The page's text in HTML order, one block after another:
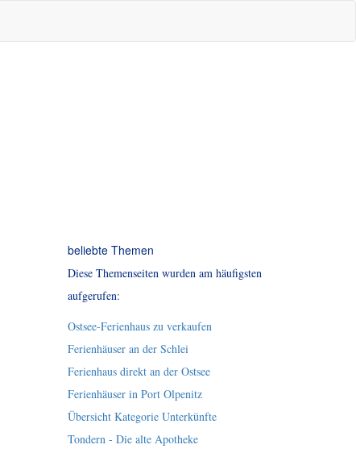
beliebte Themen
Diese Themenseiten wurden am häufigsten
aufgerufen:
Ostsee-Ferienhaus zu verkaufen
Ferienhäuser an der Schlei
Ferienhaus direkt an der Ostsee
Ferienhäuser in Port Olpenitz
Übersicht Kategorie Unterkünfte
Tondern - Die alte Apotheke